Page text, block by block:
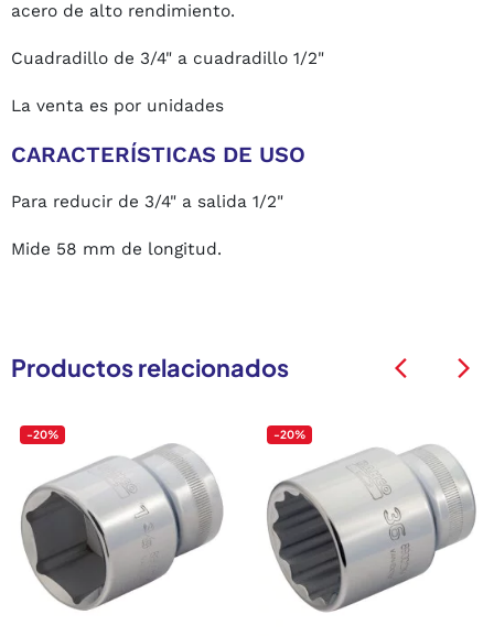
acero de alto rendimiento.
Cuadradillo de 3/4" a cuadradillo 1/2"
La venta es por unidades
CARACTERÍSTICAS DE USO
Para reducir de 3/4" a salida 1/2"
Mide 58 mm de longitud.
Productos relacionados
-20% -20%
arrow_back_ios arrow_back_ios